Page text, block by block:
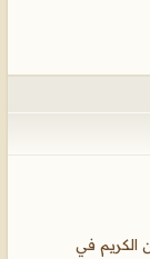
الكريم في